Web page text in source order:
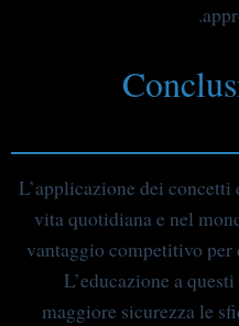
9.
L’applicazione dei
vita quotidiana e nel
vantaggio competitivo
L’educazione a
maggiore sicurezza le